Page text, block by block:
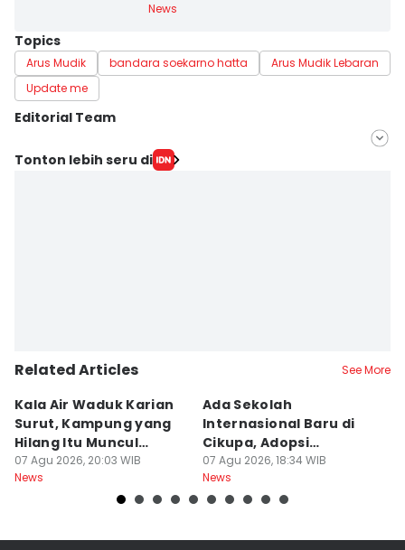
News
Topics
Arus Mudik bandara soekarno hatta
Arus Mudik Lebaran
Update me
Editorial Team
Editor
Tonton lebih seru di
Related Articles See More
Kala Air Waduk Karian
Surut, Kampung yang
Hilang Itu Muncul
Kembali
07 Agu 2026, 20:03 WIB
News
Ada Sekolah
Internasional Baru di
Cikupa, Adopsi
Kurikulum Singapura
07 Agu 2026, 18:34 WIB
News